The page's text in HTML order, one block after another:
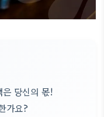
당신의 몫!
가요?